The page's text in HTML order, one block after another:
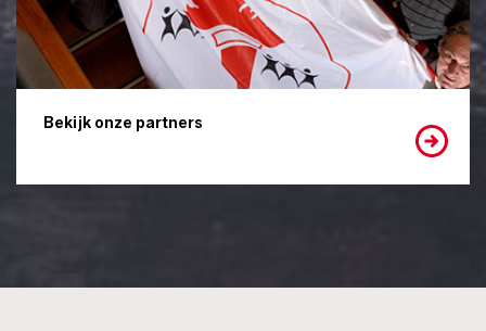
Bekijk onze partners